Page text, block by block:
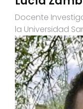
Docente
la Universidad